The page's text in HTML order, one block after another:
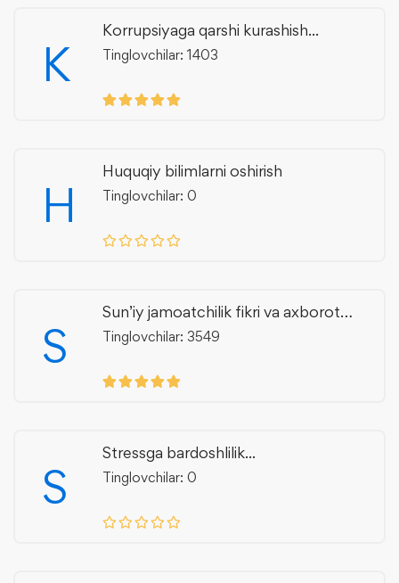
K
Korrupsiyaga qarshi kurashish...
Tinglovchilar: 1403
H
Huquqiy bilimlarni oshirish
Tinglovchilar: 0
S
Sun’iy jamoatchilik fikri va axborot
manipulyatsiyasi
Tinglovchilar: 3549
S
Stressga bardoshlilik...
Tinglovchilar: 0